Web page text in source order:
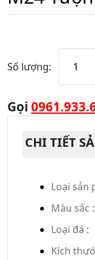
Số lượng:
Gọi
CHI TIẾT
Loại sản
Màu sắc :
Loại đá :
Kích